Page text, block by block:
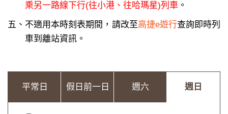
乘另一路線下行(往小港、往哈瑪星)列車 。
五、不適用本時刻表期間，請改至高捷e遊行查詢即時列
車到離站資訊。
平常日 假日前一日 週六 週日